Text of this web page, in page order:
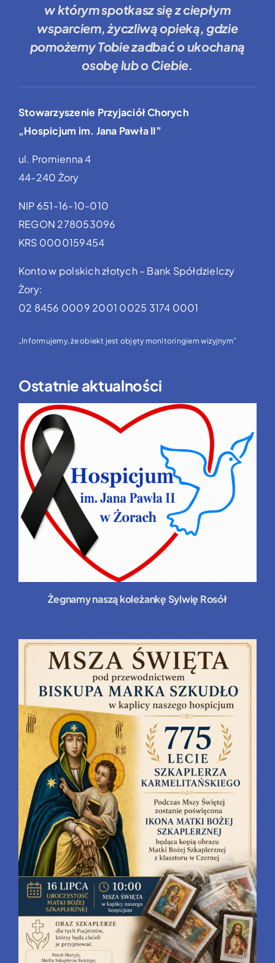
w którym spotkasz się z ciepłym
wsparciem, życzliwą opieką, gdzie
pomożemy Tobiezadbać o ukochaną
osobę lub o Ciebie.
Stowarzyszenie Przyjaciół Chorych
„Hospicjum im. Jana Pawła II”
ul. Promienna 4
44-240 Żory
NIP 651-16-10-010
REGON 278053096
KRS 0000159454
Konto w polskich złotych – Bank Spółdzielczy
Żory:
02 8456 0009 2001 0025 3174 0001
„Informujemy, że obiekt jest objęty monitoringiem wizyjnym”
Ostatnie aktualności
Żegnamy naszą koleżankę Sylwię Rosół